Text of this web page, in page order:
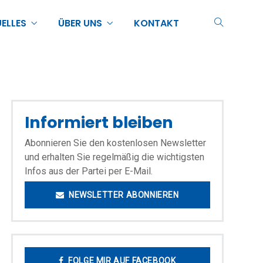
ÜBER UNS KONTAKT
Informiert bleiben
Abonnieren Sie den kostenlosen Newsletter
und erhalten Sie regelmäßig die wichtigsten
Infos aus der Partei per E-Mail.
NEWSLETTER ABONNIEREN
FOLGE MIR AUF FACEBOOK